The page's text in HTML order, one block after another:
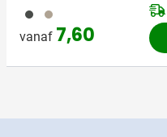
387 003
vanaf 7,60